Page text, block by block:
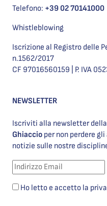
Telefono: +39 02 70141000
Whistleblowing
Iscrizione al Registro delle
n.1562/2017
CF 97016560159 | P. IVA
NEWSLETTER
Iscriviti alla newsletter della
Ghiaccio per non perdere
notizie sulle nostre
Ho letto e accetto la